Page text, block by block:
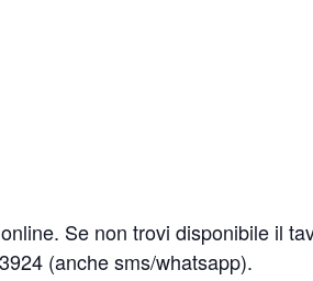
Se non trovi disponibile il
(anche sms/whatsapp).